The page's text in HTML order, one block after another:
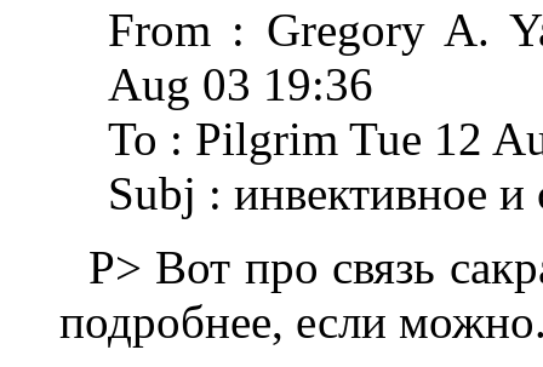
From : Gregory A.
Aug 03 19:36
To : Pilgrim Tue 12
Subj : инвективное и
P> Вот пpо связь
подpобнее, если